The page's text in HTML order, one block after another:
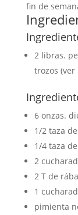
fin de
2 libras.
trozos (ver
6 onzas.
1/2 taza
1/4 taza
2
2 T de
1
pimienta